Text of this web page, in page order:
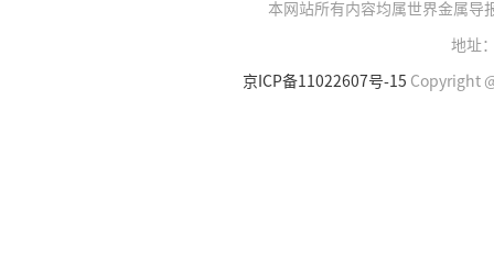
本网站所有内容均属世界金属导
地址
京ICP备11022607号-15 Copyright